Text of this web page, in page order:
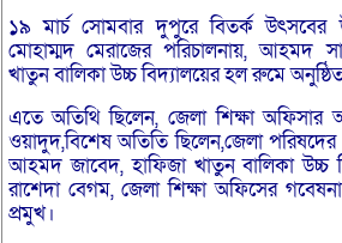
১৯ মার্চ সোমবার দুপুরে বিতর্ক উৎসবের
মোহাম্মদ মেরাজের পরিচালনায়, আহমদ
খাতুন বালিকা উচ্চ বিদ্যালয়ের হল রুমে
এতে অতিথি ছিলেন, জেলা শিক্ষা
ওয়াদুদ,বিশেষ অতিতি ছিলেন,জেলা পরিষদের
আহমদ জাবেদ, হাফিজা খাতুন বালিকা উচ্চ
রাশেদা বেগম, জেলা শিক্ষা অফিসের
প্রমুখ।